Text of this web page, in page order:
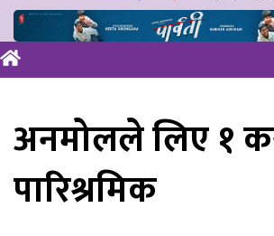
अनमोलले लिए १
पारिश्रमिक